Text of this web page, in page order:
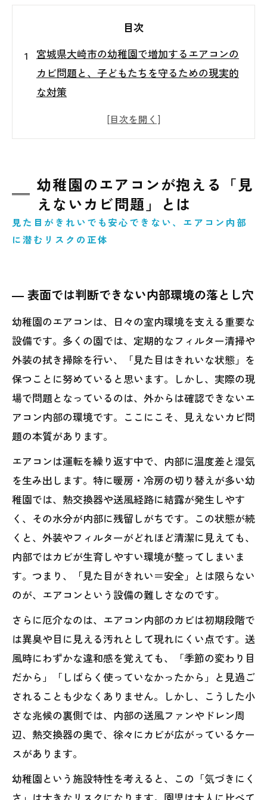
目次
宮城県大崎市の幼稚園で増加するエアコンの
カビ問題と、子どもたちを守るための現実的
な対策
幼稚園のエアコンが抱える「見えないカビ問
エアコン内部カビが子どもたちに与える影響
「清掃」と「空調環境管理」を分けて考える
重要性
季節ごとに意識したいエアコン運用と湿気対
策
内部カビを繰り返さないための長期的な対策
の方向性
専門業者に相談すべきタイミングと判断基準
幼稚園の信頼と安心を守るために今考えるべ
きこと
幼稚園のエアコンが抱える「見
えないカビ問題」とは
見た目がきれいでも安心できない、エアコン内部
に潜むリスクの正体
― 表面では判断できない内部環境の落とし穴
幼稚園のエアコンは、日々の室内環境を支える重要な
設備です。多くの園では、定期的なフィルター清掃や
外装の拭き掃除を行い、「見た目はきれいな状態」を
保つことに努めていると思います。しかし、実際の現
場で問題となっているのは、外からは確認できないエ
アコン内部の環境です。ここにこそ、見えないカビ問
題の本質があります。
エアコンは運転を繰り返す中で、内部に温度差と湿気
を生み出します。特に暖房・冷房の切り替えが多い幼
稚園では、熱交換器や送風経路に結露が発生しやす
く、その水分が内部に残留しがちです。この状態が続
くと、外装やフィルターがどれほど清潔に見えても、
内部ではカビが生育しやすい環境が整ってしまいま
す。つまり、「見た目がきれい＝安全」とは限らない
のが、エアコンという設備の難しさなのです。
さらに厄介なのは、エアコン内部のカビは初期段階で
は異臭や目に見える汚れとして現れにくい点です。送
風時にわずかな違和感を覚えても、「季節の変わり目
だから」「しばらく使っていなかったから」と見過ご
されることも少なくありません。しかし、こうした小
さな兆候の裏側では、内部の送風ファンやドレン周
辺、熱交換器の奥で、徐々にカビが広がっているケー
スがあります。
幼稚園という施設特性を考えると、この「気づきにく